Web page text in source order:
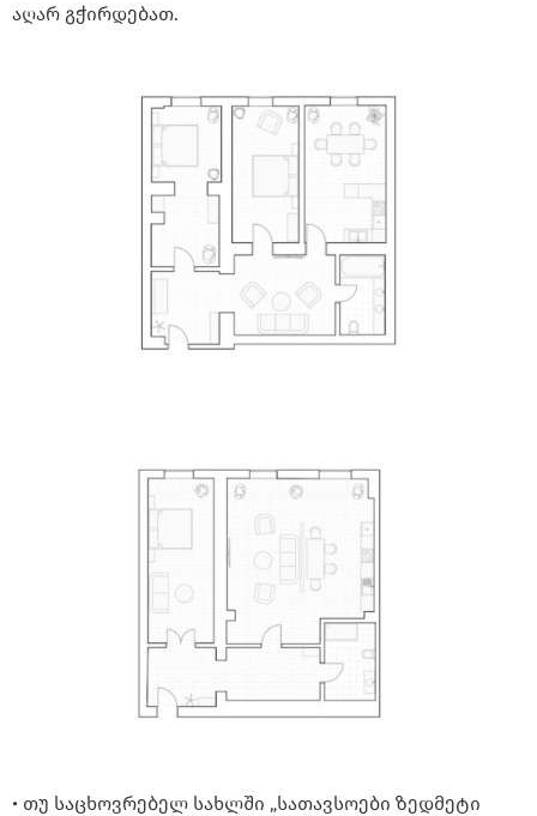
აღარ გჭირდებათ.
• თუ საცხოვრებელ სახლში „სათავსოები ზედმეტი